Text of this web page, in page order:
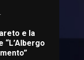
e la
“L’Albergo